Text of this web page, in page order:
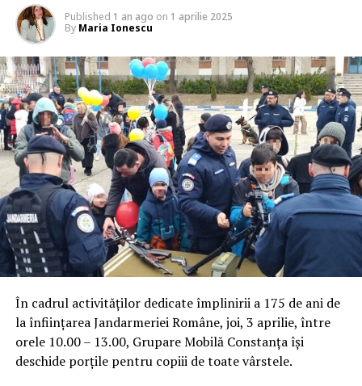
Published 1 an ago on 1 aprilie 2025
By Maria Ionescu
În cadrul activităților dedicate împlinirii a 175 de ani de
la înființarea Jandarmeriei Române, joi, 3 aprilie, între
orele 10.00 – 13.00, Grupare Mobilă Constanța își
deschide porțile pentru copiii de toate vârstele.